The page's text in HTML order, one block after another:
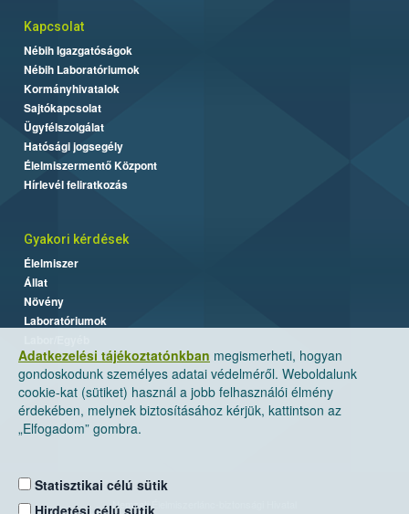
Adatkezelési tájékoztatónkban megismerheti, hogyan
gondoskodunk személyes adatai védelméről. Weboldalunk
cookie-kat (sütiket) használ a jobb felhasználói élmény
érdekében, melynek biztosításához kérjük, kattintson az
„Elfogadom” gombra.
Statisztikai célú sütik
Hirdetési célú sütik
Kapcsolat
Nébih Igazgatóságok
Nébih Laboratóriumok
Kormányhivatalok
Sajtókapcsolat
Ügyfélszolgálat
Hatósági jogsegély
Élelmiszermentő Központ
Hírlevél feliratkozás
Gyakori kérdések
Élelmiszer
Állat
Növény
Laboratóriumok
Nemzeti Élelmiszerlánc-biztonsági Hivatal